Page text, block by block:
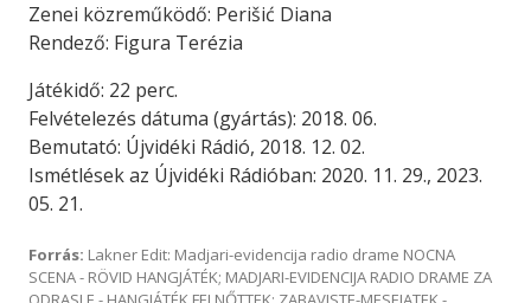
Zenei közreműködő: Perišić Diana
Rendező: Figura Terézia
Játékidő: 22 perc.
Felvételezés dátuma (gyártás): 2018. 06.
Bemutató: Újvidéki Rádió, 2018. 12. 02.
Ismétlések az Újvidéki Rádióban: 2020. 11. 29., 2023.
05. 21.
Forrás: Lakner Edit: Madjari-evidencija radio drame NOCNA
SCENA - RÖVID HANGJÁTÉK; MADJARI-EVIDENCIJA RADIO DRAME ZA